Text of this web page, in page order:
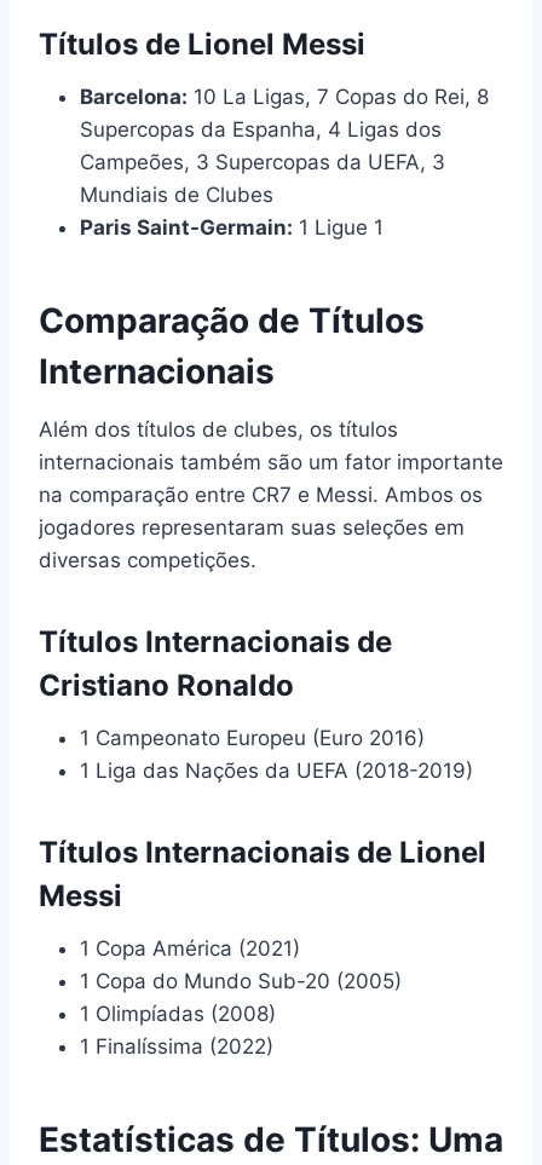
Títulos de Lionel Messi
Barcelona: 10 La Ligas, 7 Copas do Rei, 8
Supercopas da Espanha, 4 Ligas dos
Campeões, 3 Supercopas da UEFA, 3
Mundiais de Clubes
Paris Saint-Germain: 1 Ligue 1
Comparação de Títulos
Internacionais
Além dos títulos de clubes, os títulos
internacionais também são um fator importante
na comparação entre CR7 e Messi. Ambos os
jogadores representaram suas seleções em
diversas competições.
Títulos Internacionais de
Cristiano Ronaldo
1 Campeonato Europeu (Euro 2016)
1 Liga das Nações da UEFA (2018-2019)
Títulos Internacionais de Lionel
Messi
1 Copa América (2021)
1 Copa do Mundo Sub-20 (2005)
1 Olimpíadas (2008)
1 Finalíssima (2022)
Estatísticas de Títulos: Uma